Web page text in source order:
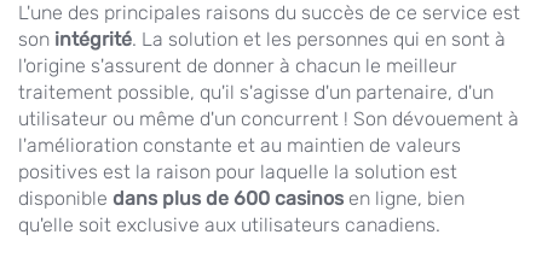
L'une des principales raisons du succès de ce service est
son intégrité. La solution et les personnes qui en sont à
l'origine s'assurent de donner à chacun le meilleur
traitement possible, qu'il s'agisse d'un partenaire, d'un
utilisateur ou même d'un concurrent ! Son dévouement à
l'amélioration constante et au maintien de valeurs
positives est la raison pour laquelle la solution est
disponible dans plus de 600 casinos en ligne, bien
qu'elle soit exclusive aux utilisateurs canadiens.